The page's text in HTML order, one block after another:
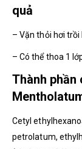
quả
– Vặn thỏi hơi
– Có thể thoa 1
Thành phần
Cetyl
petrolatum,